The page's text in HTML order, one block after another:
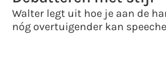
Walter legt uit hoe je aan de
nóg overtuigender kan